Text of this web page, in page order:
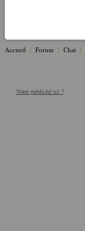
Accueil | Forum | Chat |
Votre publicité ici ?